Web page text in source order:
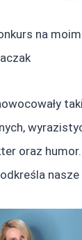
na moim
oraz
nasze